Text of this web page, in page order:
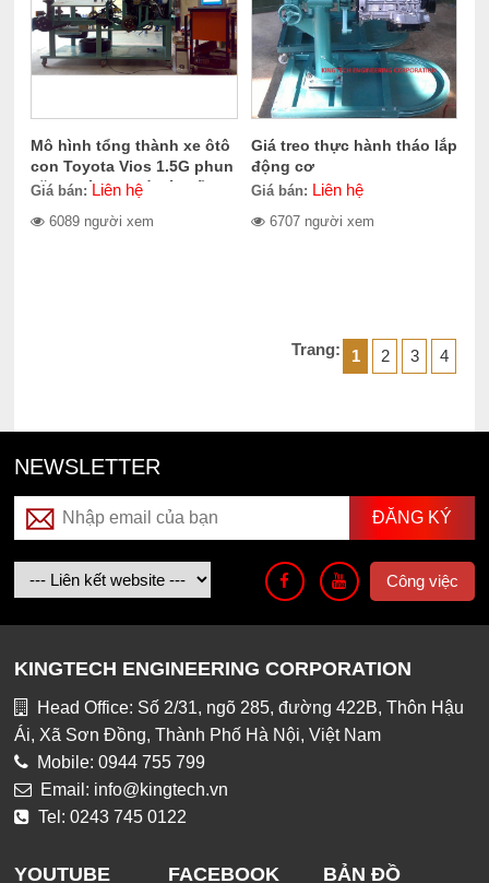
Mô hình tổng thành xe ôtô
con Toyota Vios 1.5G phun
xăng điện tử, có hệ thống
hộp số tự động 4 cấp, dẫn
Giá bán: Liên hệ
6089 người xem
Giá treo thực hành tháo lắp
động cơ
Giá bán: Liên hệ
6707 người xem
Trang: 1 2 3 4
NEWSLETTER
Công việc
KINGTECH ENGINEERING CORPORATION
Head Office: Số 2/31, ngõ 285, đường 422B, Thôn Hậu
Ái, Xã Sơn Đồng, Thành Phố Hà Nội, Việt Nam
Mobile: 0944 755 799
Email: info@kingtech.vn
Tel: 0243 745 0122
YOUTUBE FACEBOOK BẢN ĐỒ